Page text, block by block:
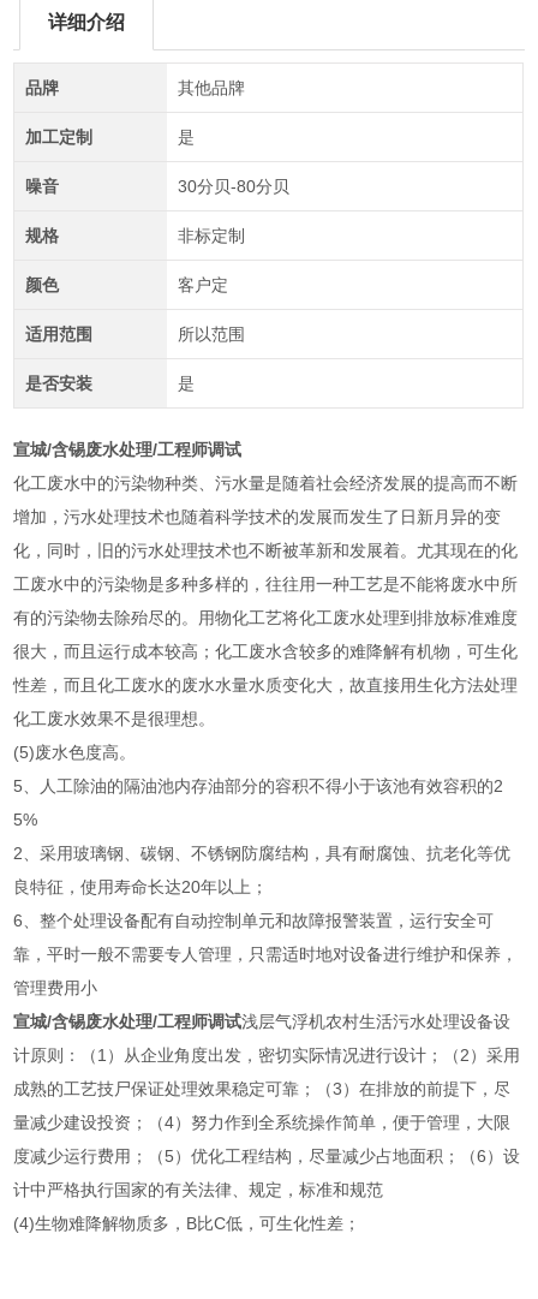
详细介绍
品牌 其他品牌
加工定制 是
噪音 30分贝-80分贝
规格 非标定制
颜色 客户定
适用范围 所以范围
是否安装 是
宣城/含锡废水处理/工程师调试
化工废水中的污染物种类、污水量是随着社会经济发展的提高而不断
增加，污水处理技术也随着科学技术的发展而发生了日新月异的变
化，同时，旧的污水处理技术也不断被革新和发展着。尤其现在的化
工废水中的污染物是多种多样的，往往用一种工艺是不能将废水中所
有的污染物去除殆尽的。用物化工艺将化工废水处理到排放标准难度
很大，而且运行成本较高；化工废水含较多的难降解有机物，可生化
性差，而且化工废水的废水水量水质变化大，故直接用生化方法处理
化工废水效果不是很理想。
(5)废水色度高。
5、人工除油的隔油池内存油部分的容积不得小于该池有效容积的2
5%
2、采用玻璃钢、碳钢、不锈钢防腐结构，具有耐腐蚀、抗老化等优
良特征，使用寿命长达20年以上；
6、整个处理设备配有自动控制单元和故障报警装置，运行安全可
靠，平时一般不需要专人管理，只需适时地对设备进行维护和保养，
管理费用小
宣城/含锡废水处理/工程师调试浅层气浮机农村生活污水处理设备设
计原则：（1）从企业角度出发，密切实际情况进行设计；（2）采用
成熟的工艺技尸保证处理效果稳定可靠；（3）在排放的前提下，尽
量减少建设投资；（4）努力作到全系统操作简单，便于管理，大限
度减少运行费用；（5）优化工程结构，尽量减少占地面积；（6）设
计中严格执行国家的有关法律、规定，标准和规范
(4)生物难降解物质多，B比C低，可生化性差；